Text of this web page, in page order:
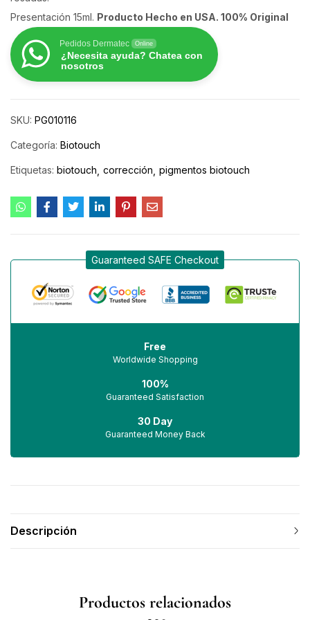
Presentación 15ml. Producto Hecho en USA. 100% Original
Pedidos Dermatec Online
¿Necesita ayuda? Chatea con
nosotros
SKU: PG010116
Categoría: Biotouch
Etiquetas: biotouch corrección pigmentos biotouch
Guaranteed SAFE Checkout
Free
Worldwide Shopping
100%
Guaranteed Satisfaction
30 Day
Guaranteed Money Back
Descripción
Productos relacionados